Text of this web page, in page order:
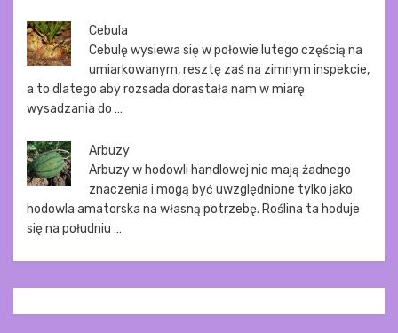
Cebula
Cebulę wysiewa się w połowie lutego częścią na
umiarkowanym, resztę zaś na zimnym inspekcie,
a to dlatego aby rozsada dorastała nam w miarę
wysadzania do …
Arbuzy
Arbuzy w hodowli handlowej nie mają żadnego
znaczenia i mogą być uwzględnione tylko jako
hodowla amatorska na własną potrzebę. Roślina ta hoduje
się na południu …